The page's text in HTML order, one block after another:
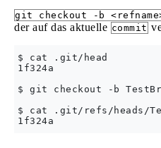
git checkout -b
der auf das aktuelle commit
$ cat .git/head
1f324a
$ git checkout -b
$ cat .git/refs/heads/